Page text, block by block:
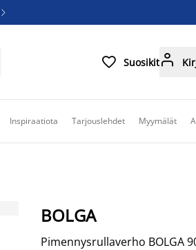

 Suosikit
Inspiraatiota Tarjouslehdet Myymälät
BOLGA
Pimennysrullaverho BOLGA